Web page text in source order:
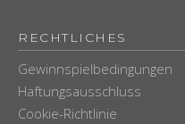
RECHTLICHES
Gewinnspielbedingungen
Haftungsausschluss
Cookie-Richtlinie